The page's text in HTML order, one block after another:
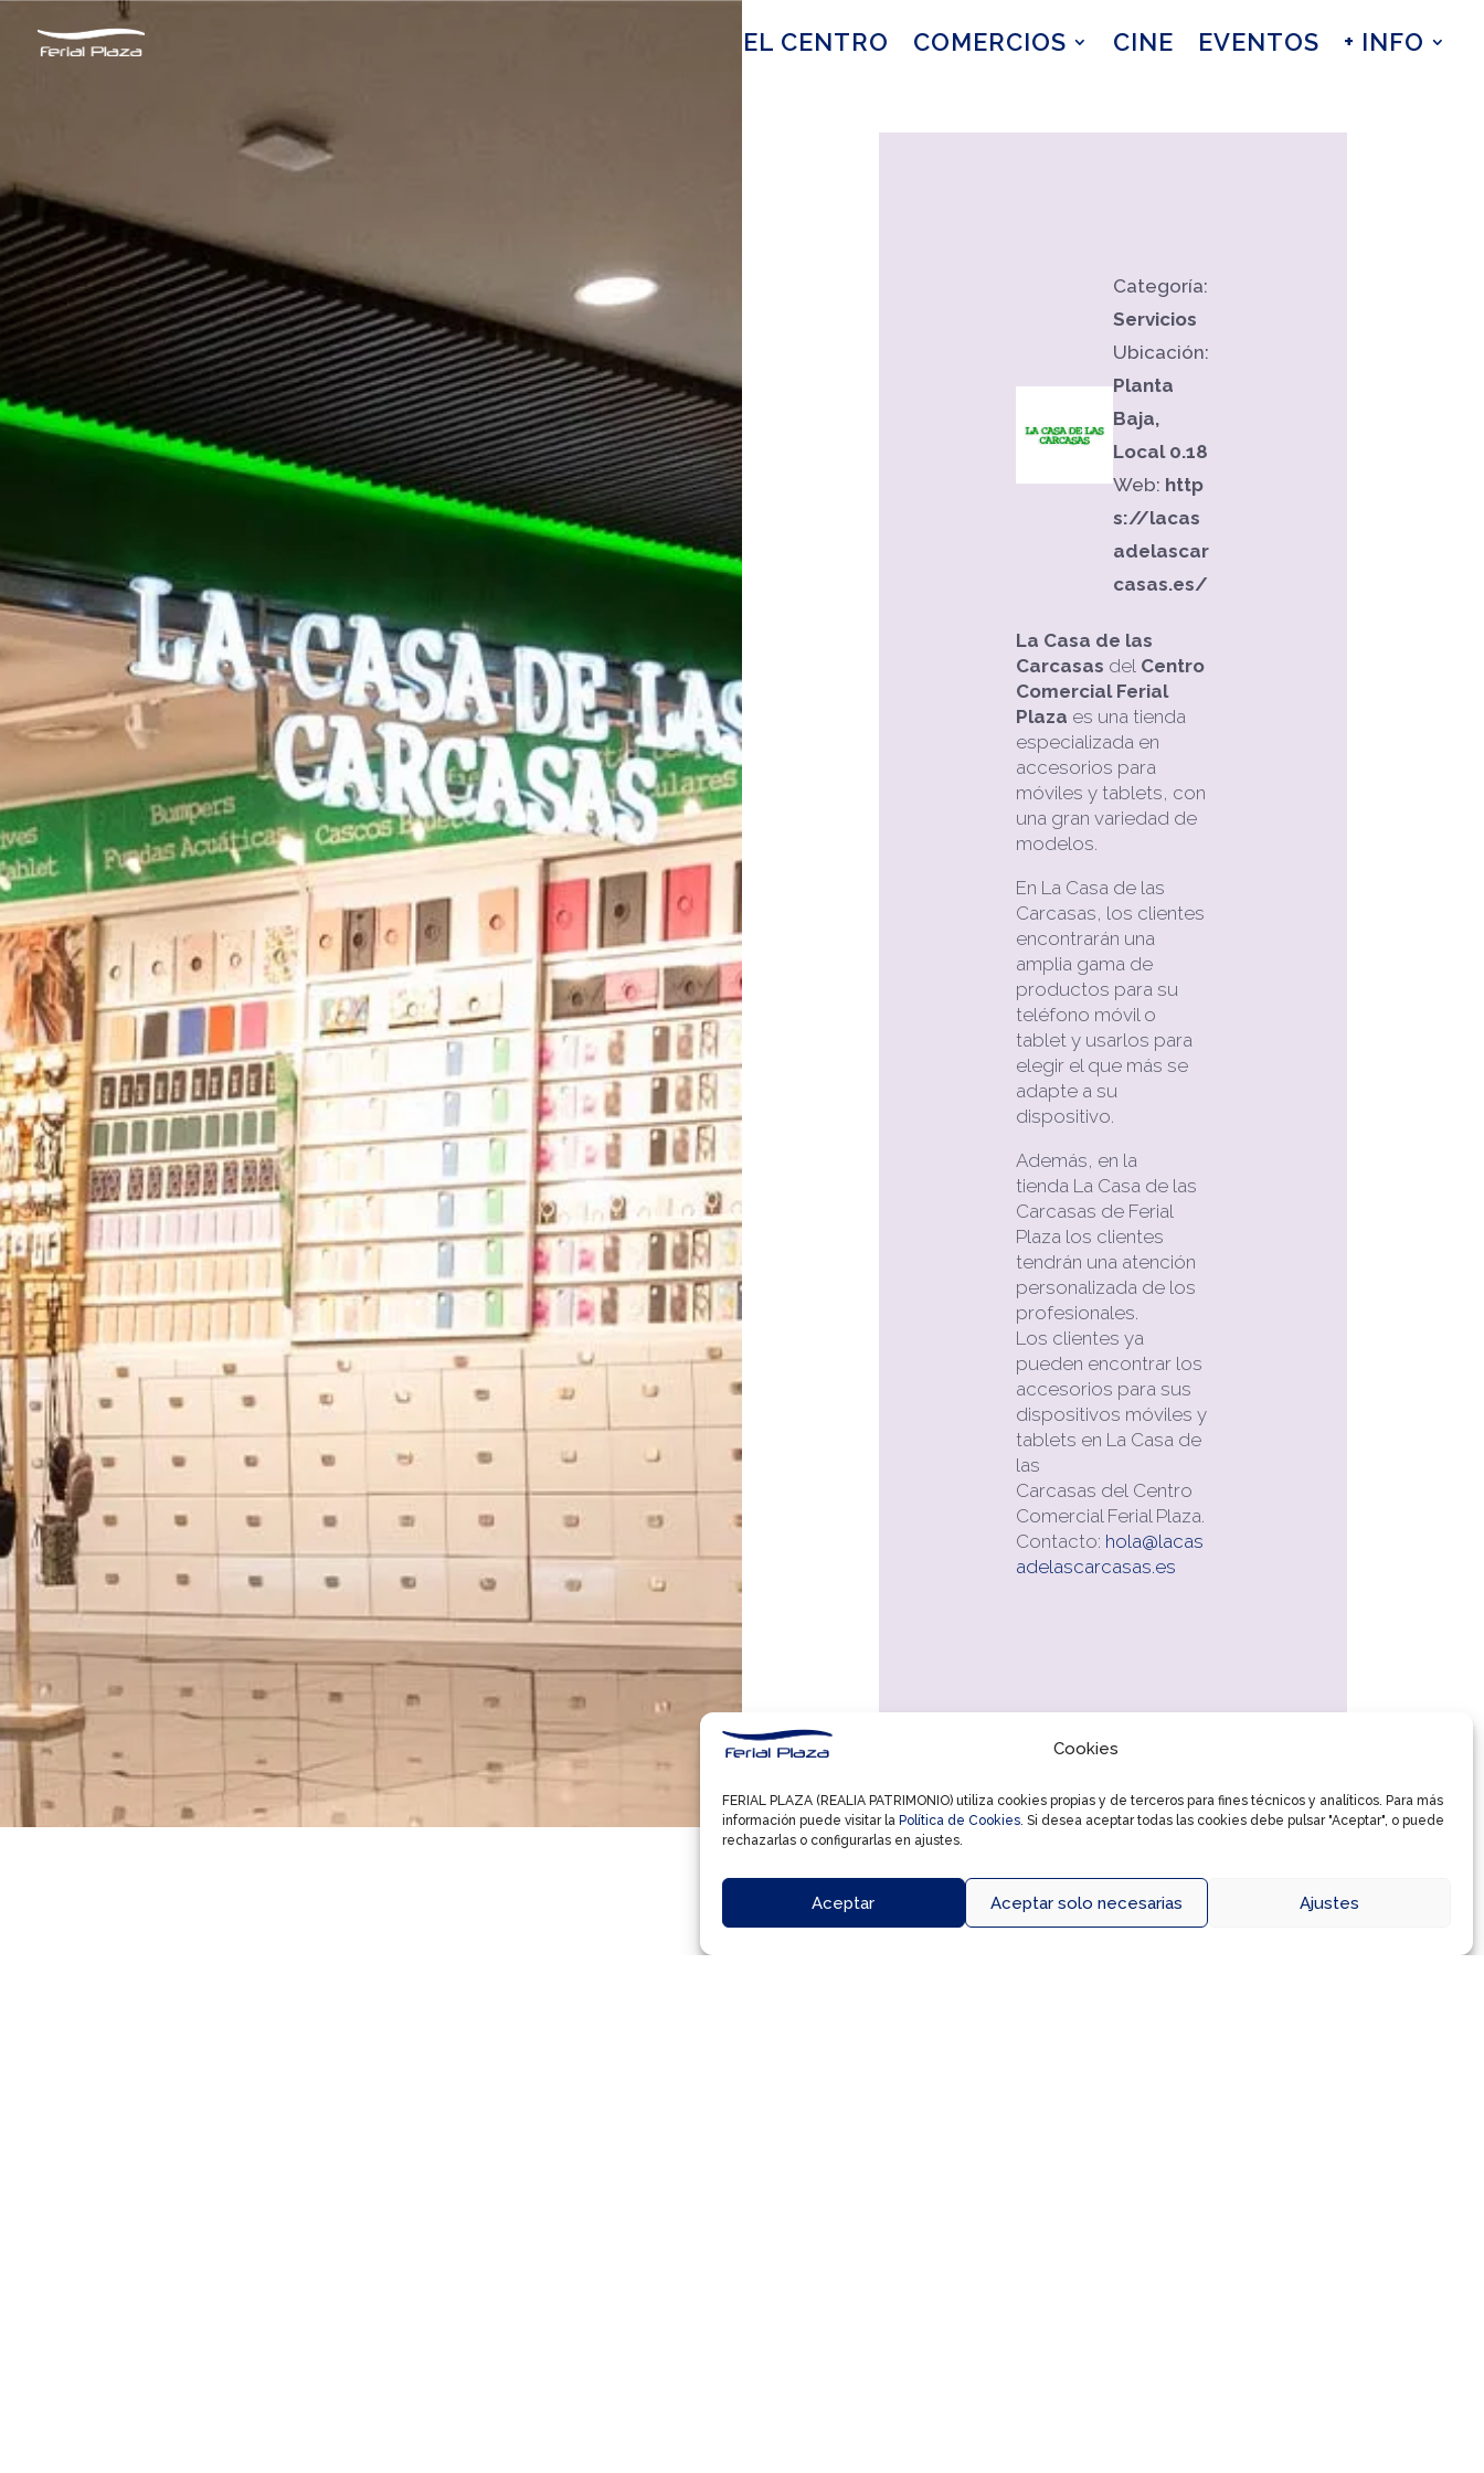
Cookies
FERIAL PLAZA (REALIA PATRIMONIO) utiliza cookies propias y de terceros para fines técnicos y analíticos. Para más
información puede visitar la Política de Cookies. Si desea aceptar todas las cookies debe pulsar "Aceptar", o puede
rechazarlas o configurarlas en ajustes.
Aceptar Aceptar solo necesarias Ajustes
EL CENTRO COMERCIOS CINE EVENTOS + INFO
Categoría:
Servicios
Ubicación:
Planta
Baja,
Local 0.18
Web: http
s://lacas
adelascar
casas.es/
La Casa de las
Carcasas del Centro
Comercial Ferial
Plaza es una tienda
especializada en
accesorios para
móviles y tablets, con
una gran variedad de
modelos.
En La Casa de las
Carcasas, los clientes
encontrarán una
amplia gama de
productos para su
teléfono móvil o
tablet y usarlos para
elegir el que más se
adapte a su
dispositivo.
Además, en la
tienda La Casa de las
Carcasas de Ferial
Plaza los clientes
tendrán una atención
personalizada de los
profesionales.
Los clientes ya
pueden encontrar los
accesorios para sus
dispositivos móviles y
tablets en La Casa de
las
Carcasas del Centro
Comercial Ferial Plaza.
Contacto: hola@lacas
adelascarcasas.es